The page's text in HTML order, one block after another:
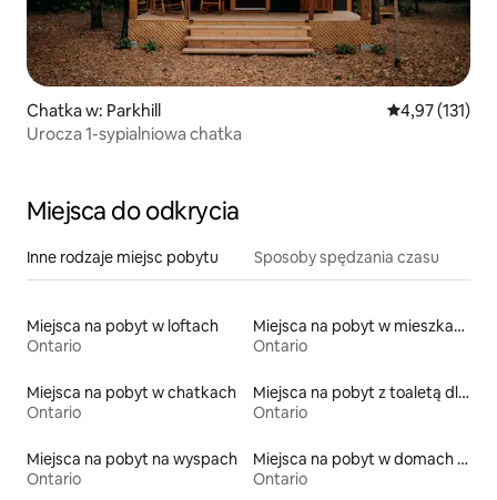
Chatka w: Parkhill Średnia
4,97 (131)
Urocza 1-sypialniowa chatka
Miejsca do odkrycia
Inne rodzaje miejsc pobytu Sposoby spędzania czasu
Miejsca na pobyt w loftach
Ontario
Miejsca na pobyt w mieszkaniach typu condo
Ontario
Miejsca na pobyt w chatkach
Ontario
Miejsca na pobyt z toaletą dla osoby z niepełnosprawnością
Ontario
Miejsca na pobyt na wyspach
Ontario
Miejsca na pobyt w domach wakacyjnych
Ontario